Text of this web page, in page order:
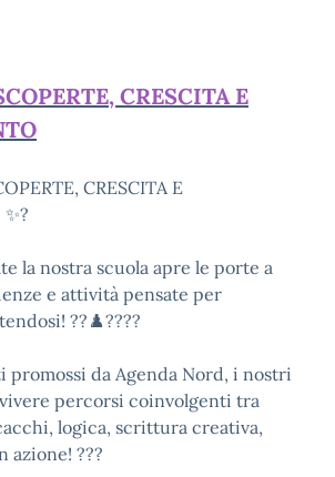
CRESCITA E
CRESCITA E
la nostra scuola apre le porte a
e attività pensate per
??♟️????
promossi da Agenda Nord, i nostri
percorsi coinvolgenti tra
logica, scrittura creativa,
azione! ???